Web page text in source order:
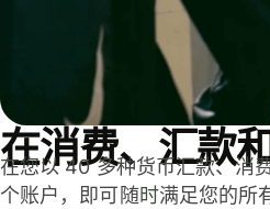
在消费、汇款
在您以 40 多种货币汇款、消
个账户，即可随时满足您的所